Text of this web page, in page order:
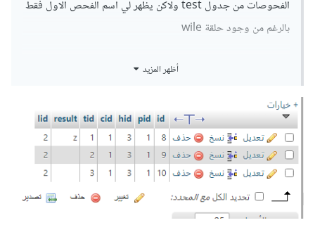
الفحوصات من جدول test ولاكن يظهر لي اسم الفحص الاول فقط
بالرغم من وجود حلقة wile
ارجو المساعدي لدي مشروع تخرج
أظهر المزيد